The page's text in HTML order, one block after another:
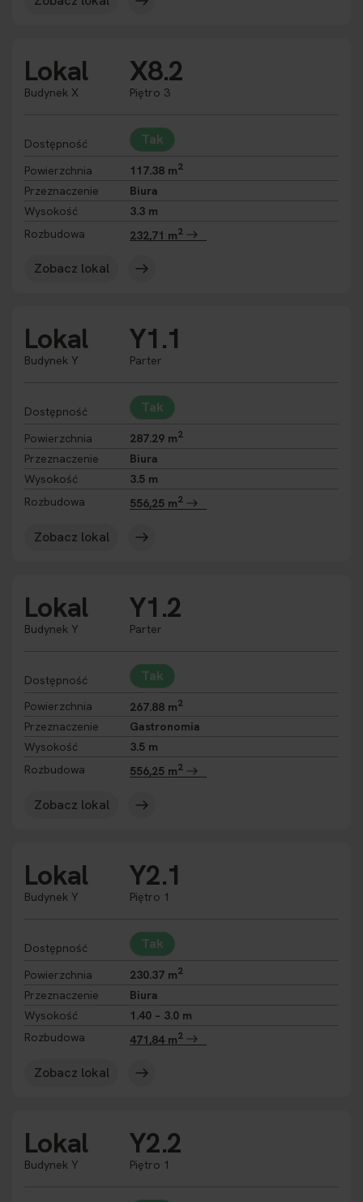
Lokal
Budynek X
X8.2
Piętro 3
Dostępność Tak
Powierzchnia 117.38 m2
Przeznaczenie
Biura
Wysokość
3.3 m
Rozbudowa
232,71 m2
Zobacz lokal
Lokal
Budynek Y
Y1.1
Parter
Dostępność Tak
Powierzchnia 287.29 m2
Przeznaczenie
Biura
Wysokość
3.5 m
Rozbudowa
556,25 m2
Zobacz lokal
Lokal
Budynek Y
Y1.2
Parter
Dostępność Tak
Powierzchnia 267.88 m2
Przeznaczenie
Gastronomia
Wysokość
3.5 m
Rozbudowa
556,25 m2
Zobacz lokal
Lokal
Budynek Y
Y2.1
Piętro 1
Dostępność Tak
Powierzchnia 230.37 m2
Przeznaczenie
Biura
Wysokość
1.40 – 3.0 m
Rozbudowa
471,84 m2
Zobacz lokal
Lokal
Budynek Y
Y2.2
Piętro 1